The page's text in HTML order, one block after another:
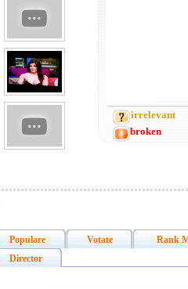
irrelevant
broken
Populare Votate
Rank
Director